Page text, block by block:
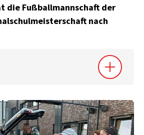
die Fußballmannschaft der
nach